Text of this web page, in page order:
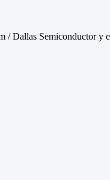
Semiconductor y